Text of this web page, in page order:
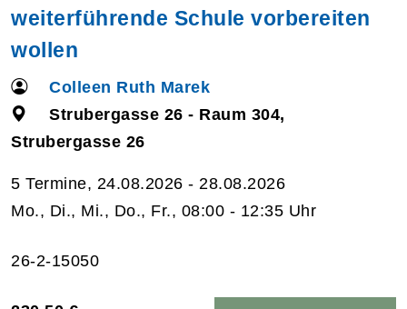
weiterführende Schule vorbereiten
wollen
Colleen Ruth Marek
Strubergasse 26 - Raum 304,
Strubergasse 26
5 Termine, 24.08.2026 - 28.08.2026
Mo., Di., Mi., Do., Fr., 08:00 - 12:35 Uhr
26-2-15050